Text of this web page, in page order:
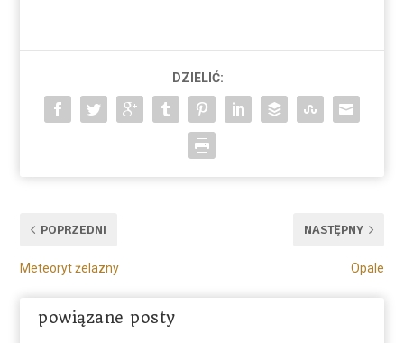
DZIELIĆ:
POPRZEDNI
Meteoryt żelazny
NASTĘPNY
Opale
powiązane posty